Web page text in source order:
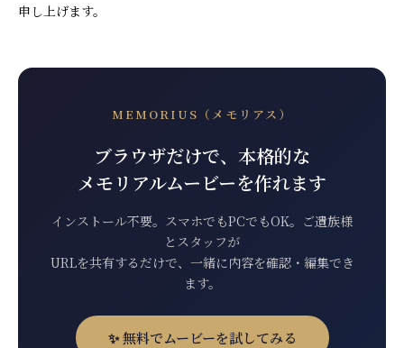
申し上げます。
MEMORIUS（メモリアス）
ブラウザだけで、本格的な
メモリアルムービーを作れます
インストール不要。スマホでもPCでもOK。ご遺族様
とスタッフが
URLを共有するだけで、一緒に内容を確認・編集でき
ます。
✨ 無料でムービーを試してみる